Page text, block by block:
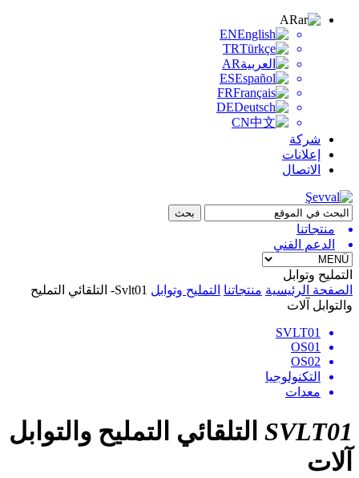
AR
EN
TR
AR
ES
FR
DE
CN
شركة
إعلانات
الاتصال
منتجاتنا
الدعم الفني
التمليح وتوابل
الصفحة الرئيسية منتجاتنا التمليح وتوابل
Svlt01- التلقائي التمليح
والتوابل آلات
SVLT01
OS01
OS02
التكنولوجيا
معدات
SVLT01 التلقائي التمليح والتوابل
آلات